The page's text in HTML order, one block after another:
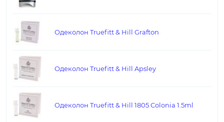
Одеколон Truefitt & Hill Grafton
Одеколон Truefitt & Hill Apsley
Одеколон Truefitt & Hill 1805 Colonia 1.5ml